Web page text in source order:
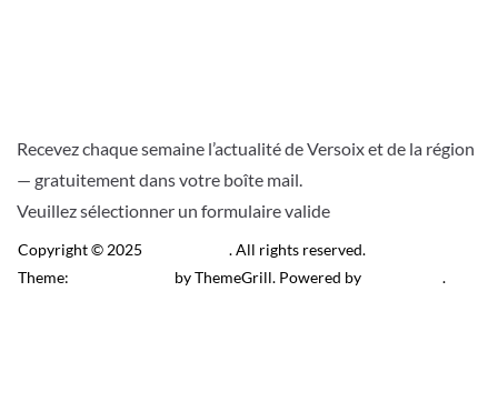
Recevez chaque semaine l’actualité de Versoix et de la région
— gratuitement dans votre boîte mail.
Veuillez sélectionner un formulaire valide
Copyright © 2025
. All rights reserved.
Theme:
by ThemeGrill. Powered by .